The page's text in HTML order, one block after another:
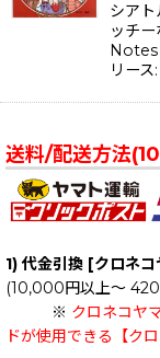
シア
ッチ
Notes
リー
送料/配送方法
1) 代金引換 [クロネ
(10,000円以上～
※ クロネコヤ
ドが使用できる【ク